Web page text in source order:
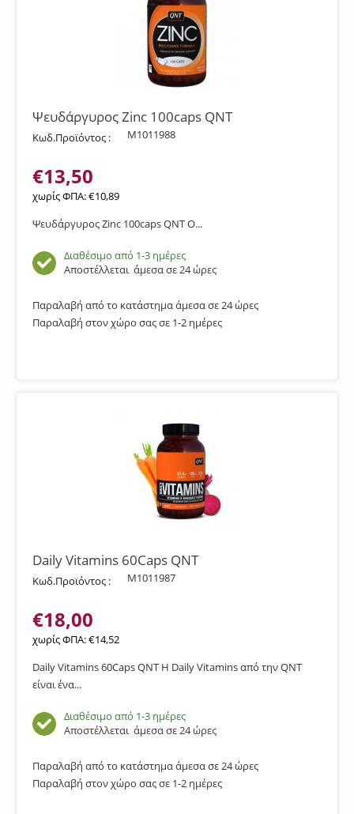
Ψευδάργυρος Zinc 100caps QNT
Κωδ.Προϊόντος : M1011988
€13,50
χωρίς ΦΠΑ:€10,89
Ψευδάργυρος Zinc 100caps QNT Ο...
Διαθέσιμο από 1-3 ημέρες
Αποστέλλεται άμεσα σε 24 ώρες
Παραλαβή από το κατάστημα άμεσα σε 24 ώρες
Παραλαβή στον χώρο σας σε 1-2 ημέρες
Daily Vitamins 60Caps QNT
Κωδ.Προϊόντος : M1011987
€18,00
χωρίς ΦΠΑ:€14,52
Daily Vitamins 60Caps QNT Η Daily Vitamins από την QNT
είναι ένα...
Διαθέσιμο από 1-3 ημέρες
Αποστέλλεται άμεσα σε 24 ώρες
Παραλαβή από το κατάστημα άμεσα σε 24 ώρες
Παραλαβή στον χώρο σας σε 1-2 ημέρες